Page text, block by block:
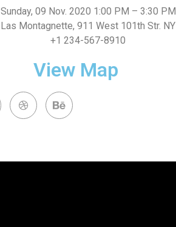
Sunday, 09 Nov. 2020 1:00 PM – 3:30 PM
Las Montagnette, 911 West 101th Str. NY
+1 234-567-8910
View Map